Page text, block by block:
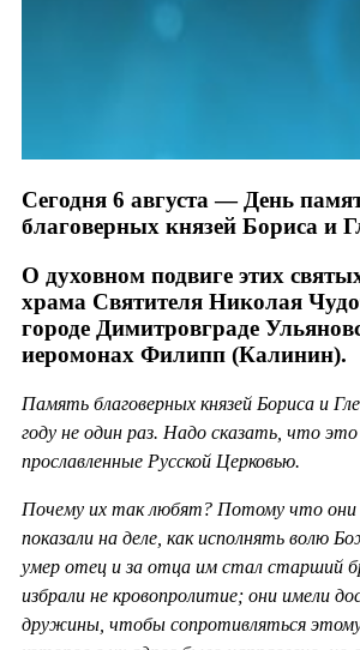
Сегодня 6 августа — День
благоверных князей Бориса и
О духовном подвиге этих
храма Святителя Николая
городе Димитровграде
иеромонах Филипп (Калинин).
Память благоверных князей Бориса и
году не один раз. Надо сказать, что
прославленные Русской Церковью.
Почему их так любят? Потому что они
показали на деле, как исполнять волю
умер отец и за отца им стал старший
избрали не кровопролитие; они имели
дружины, чтобы сопротивляться